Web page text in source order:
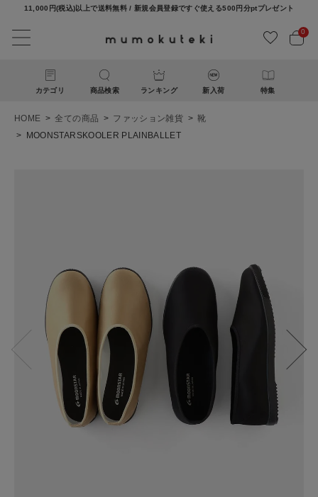
11,000円(税込)以上で送料無料 / 新規会員登録ですぐ使える500円分ptプレゼント
0
カテゴリ 商品検索 ランキング 新入荷 特集
ログイン 新規会員登録
HOME 全ての商品 ファッション雑貨
靴
MOONSTARSKOOLER PLAINBALLET